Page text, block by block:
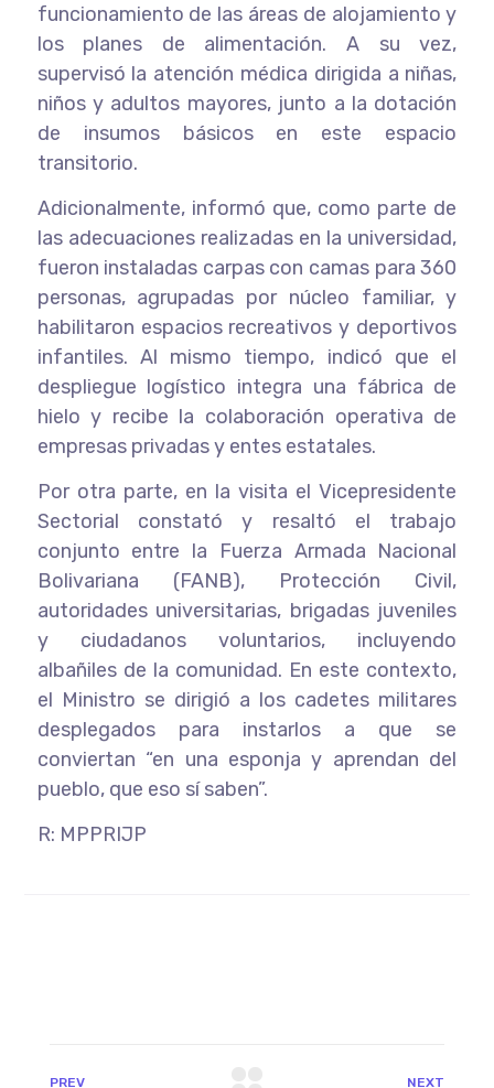
funcionamiento de las áreas de alojamiento y
los planes de alimentación. A su vez,
supervisó la atención médica dirigida a niñas,
niños y adultos mayores, junto a la dotación
de insumos básicos en este espacio
transitorio.
Adicionalmente, informó que, como parte de
las adecuaciones realizadas en la universidad,
fueron instaladas carpas con camas para 360
personas, agrupadas por núcleo familiar, y
habilitaron espacios recreativos y deportivos
infantiles. Al mismo tiempo, indicó que el
despliegue logístico integra una fábrica de
hielo y recibe la colaboración operativa de
empresas privadas y entes estatales.
Por otra parte, en la visita el Vicepresidente
Sectorial constató y resaltó el trabajo
conjunto entre la Fuerza Armada Nacional
Bolivariana (FANB), Protección Civil,
autoridades universitarias, brigadas juveniles
y ciudadanos voluntarios, incluyendo
albañiles de la comunidad. En este contexto,
el Ministro se dirigió a los cadetes militares
desplegados para instarlos a que se
conviertan “en una esponja y aprendan del
pueblo, que eso sí saben”.
R: MPPRIJP
PREV NEXT